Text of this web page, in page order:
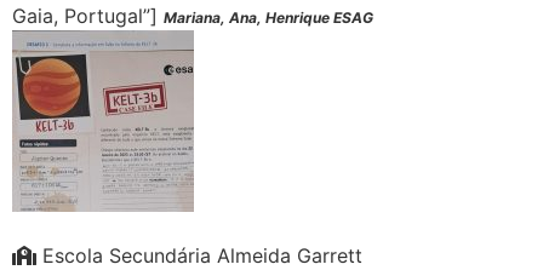
Gaia, Portugal”] Mariana, Ana, Henrique ESAG
Escola Secundária Almeida Garrett